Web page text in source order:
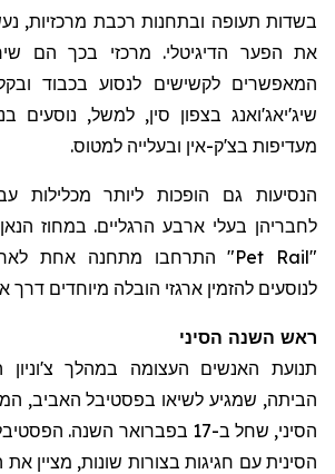
בשדות תעופה ובתחנות רכבת מרכזיות,
את הפער הדיגיטלי. מרכזי בכך הם
המאפשרים לקשישים לנסוע בכבוד
שיג'יאג'ואנג
מעדיפות בצ'ק-אין ובעלייה למטוס.
הנסיעות גם הופכות ליותר מכלילות
לחבריהן בעלי ארבע הרגליים. במחוז הנאן
"
Pet Rail" התרחבו מתחנה אחת
לנוסעים להזמין ארגזי הובלה מיוחדים דרך
ראש השנה הסיני
תנועת האנשים העצומה במהלך צ'וניון
הביתה, שמגיע לשיאו בפסטיבל האביב,
הסיני, שחל ב-17 בפברואר
הסינית עם חגיגות בצורות שונות, מציין